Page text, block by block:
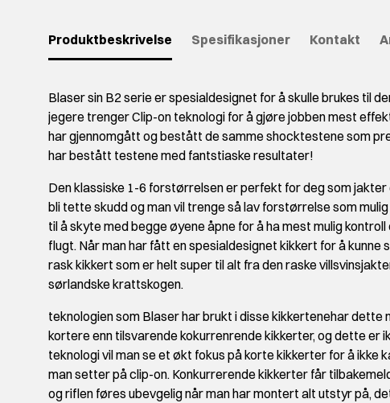
Produktbeskrivelse Spesifikasjoner Kontakt
Blaser sin B2 serie er spesialdesignet for å skulle brukes til
jegere trenger Clip-on teknologi for å gjøre jobben mest
har gjennomgått og bestått de samme shocktestene som
har bestått testene med fantstiaske resultater!
Den klassiske 1-6 forstørrelsen er perfekt for deg som
bli tette skudd og man vil trenge så lav forstørrelse som
til å skyte med begge øyene åpne for å ha mest mulig
flugt. Når man har fått en spesialdesignet kikkert for å
rask kikkert som er helt super til alt fra den raske
sørlandske krattskogen.
teknologien som Blaser har brukt i disse kikkertenehar
kortere enn tilsvarende kokurrenrende kikkerter, og dette er
teknologi vil man se et økt fokus på korte kikkerter for å ikke
man setter på clip-on. Konkurrerende kikkerter får
og riflen føres ubevgelig når man har montert alt utstyr på,